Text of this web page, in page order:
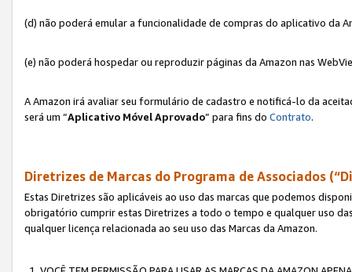
(d) não poderá emular a funcionalidade de compras do aplicativo da
(e) não poderá hospedar ou reproduzir páginas da Amazon nas
A Amazon irá avaliar seu formulário de cadastro e notificá-lo da
será um “Aplicativo Móvel Aprovado” para fins do Contrato.
Diretrizes de Marcas do Programa de Associados
Estas Diretrizes são aplicáveis ao uso das marcas que podemos
obrigatório cumprir estas Diretrizes a todo o tempo e qualquer uso
qualquer licença relacionada ao seu uso das Marcas da Amazon.